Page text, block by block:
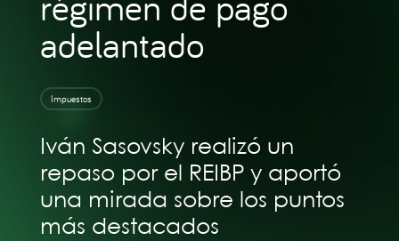
adelantado
Impuestos
Iván Sasovsky realizó un
repaso por el REIBP y aportó
una mirada sobre los puntos
más destacados